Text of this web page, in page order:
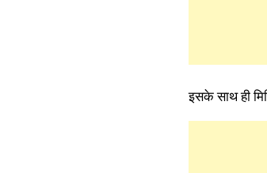
इसके साथ ही